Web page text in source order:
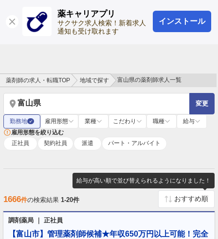
薬キャリアプリ
サクサク求人検索！新着求人
通知も受け取れます
インストール
ログイン 会員登録
薬剤師の求人・転職TOP 地域で探す 富山県の薬剤師求人一覧
富山県 変更
勤務地 ✓ 雇用形態 業種 こだわり 職種
給与
雇用形態を絞り込む
正社員
契約社員 派遣 パート・アルバイト
給与が高い順で並び替えられるようになりました！
1666件の検索結果 1-20件
調剤薬局 ｜ 正社員
【富山市】管理薬剤師候補★年収650万円以上可能！完全